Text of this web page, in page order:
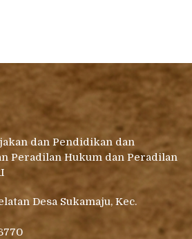
dan Pendidikan dan
Peradilan Hukum dan Peradilan
Desa Sukamaju, Kec.